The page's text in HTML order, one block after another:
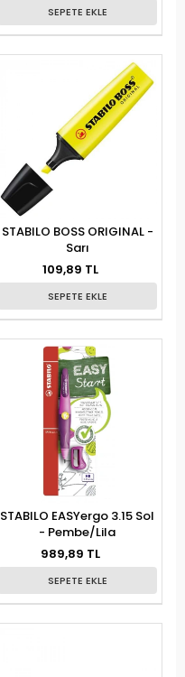
SEPETE EKLE
STABILO BOSS ORIGINAL -
Sarı
109,89 TL
SEPETE EKLE
STABILO EASYergo 3.15 Sol
- Pembe/Lila
989,89 TL
SEPETE EKLE